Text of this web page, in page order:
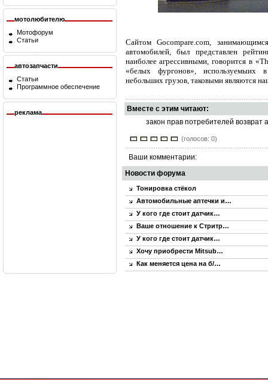
мотолюбителю
Мотофорум
Статьи
автозапчасти
Статьи
Программное обеспечение
реклама
Сайтом Gocompare.com,
автомобилей, был представлен
наиболее агрессивными, говорится в
«белых фургонов», используeмыих
небольших грузов, таковыми являются
Вместе с этим читают:
закон прав потребителей возврат
(голосов: 0)
Ваши комментарии:
Новости форума
Тонировка стёкол
Автомобильные аптечки и…
У кого где стоит датчик…
Ваше отношение к Стритр…
У кого где стоит датчик…
Хочу приобрести Mitsub…
Как меняется цена на б/…